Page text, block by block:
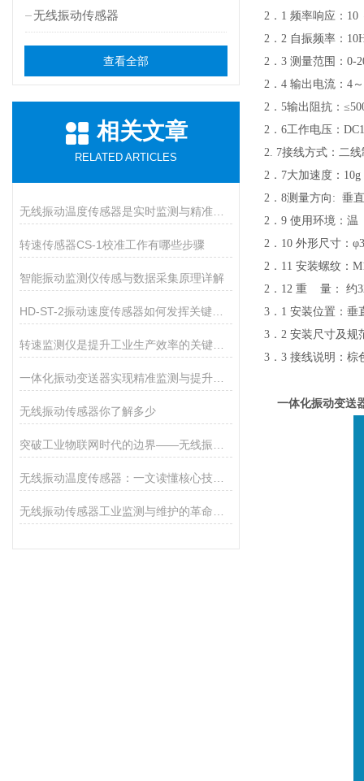
无线振动传感器
查看全部
相关文章
RELATED ARTICLES
转速传感器CS-1校准工作有哪些步骤
智能振动监测仪传感与数据采集原理详解
无线振动传感器你了解多少
2．1 频率响应： 10
2．2 自振频率：
2．3 测量范围 ： 0-
2．4 输出电流：4 ～
2．5输出阻抗： ≤
2．6工作电压：
2. 7接线方式：二线
2．7大加速度：10g
2．8测量方向 : 垂
2．9 使用环境：
2．10 外形尺寸：φ
2．11 安装螺纹：
2．12 重 量： 约
3．1 安装位置：垂
3．2 安装尺寸及规
3．3 接线说明：棕
一体化振动变送